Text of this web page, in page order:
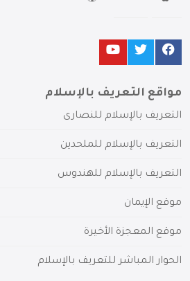
مواقع التعريف بالإسلام
التعريف بالإسلام للنصارى
التعريف بالإسلام للملحدين
التعريف بالإسلام للهندوس
موقع الإيمان
موقع المعجزة الأخيرة
الحوار المباشر للتعريف بالإسلام